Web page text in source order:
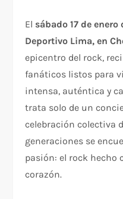
El sábado 17 de enero
Deportivo Lima, en
epicentro del rock,
fanáticos listos para
intensa, auténtica y
trata solo de un
celebración colectiva
generaciones se
pasión: el rock hecho
corazón.